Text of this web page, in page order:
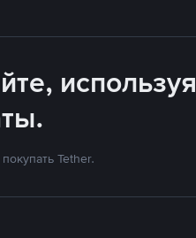
используя
Tether.